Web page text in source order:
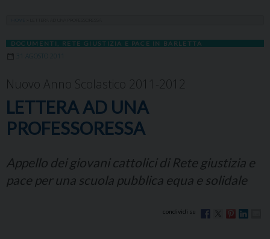
DOCUMENTI RETE GIUSTIZIA E PACE IN BARLETTA
31 AGOSTO 2011
Nuovo Anno Scolastico 2011-2012
LETTERA AD UNA
PROFESSORESSA
Appello dei giovani cattolici di Rete giustizia e
pace per una scuola pubblica equa e solidale